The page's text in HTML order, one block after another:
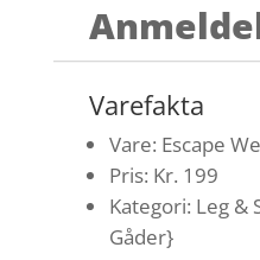
Varefakta
Vare: Escape
Pris: Kr. 199
Kategori: Leg &
Gåder}